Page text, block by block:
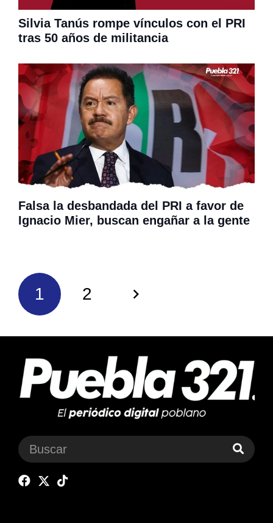
Silvia Tanús rompe vínculos con el PRI
tras 50 años de militancia
Falsa la desbandada del PRI a favor de
Ignacio Mier, buscan engañar a la gente
1 2